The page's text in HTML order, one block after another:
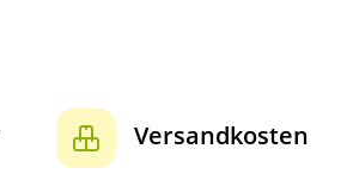
Versandkosten